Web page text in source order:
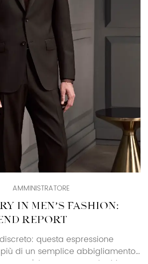
AMMINISTRATORE
IN MEN’S FASHION:
REPORT
questa espressione
di un semplice abbigliamento.